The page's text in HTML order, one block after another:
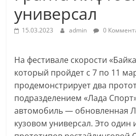
универсал
15.03.2023 admin 0
На фестивале скорости
который пройдет с 7 по 11
продемонстрирует два
подразделением «Лада
автомобиль — обновленная
кузовом универсал. Это один